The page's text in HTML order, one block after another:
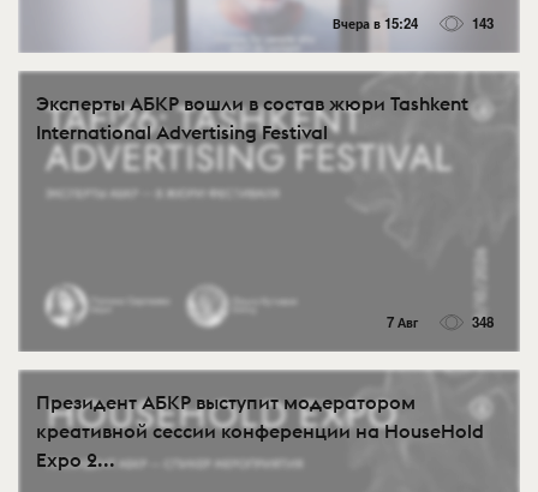
Вчера в 15:24 143
Эксперты АБКР вошли в состав жюри Tashkent
International Advertising Festival
7 Авг 348
Президент АБКР выступит модератором
креативной сессии конференции на HouseHold
Expo 2...